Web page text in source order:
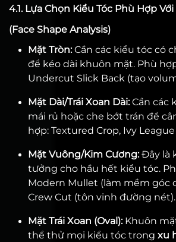
4.1. Lựa Chọn Kiểu Tóc Phù Hợp
(Face Shape Analysis)
Mặt Tròn:Cần các kiểu tóc có
để kéo dài khuôn mặt. Phù
Undercut Slick Back (tạo
Mặt Dài/Trái Xoan Dài:Cần các
mái rủ hoặc che bớt trán để
hợp: Textured Crop, Ivy
Mặt Vuông/Kim Cương:Đây là
tưởng cho hầu hết kiểu tóc.
Modern Mullet (làm mềm góc
Crew Cut (tôn vinh đường nét).
Mặt Trái Xoan (Oval):Khuôn
thể thử mọi kiểu tóc trong xu